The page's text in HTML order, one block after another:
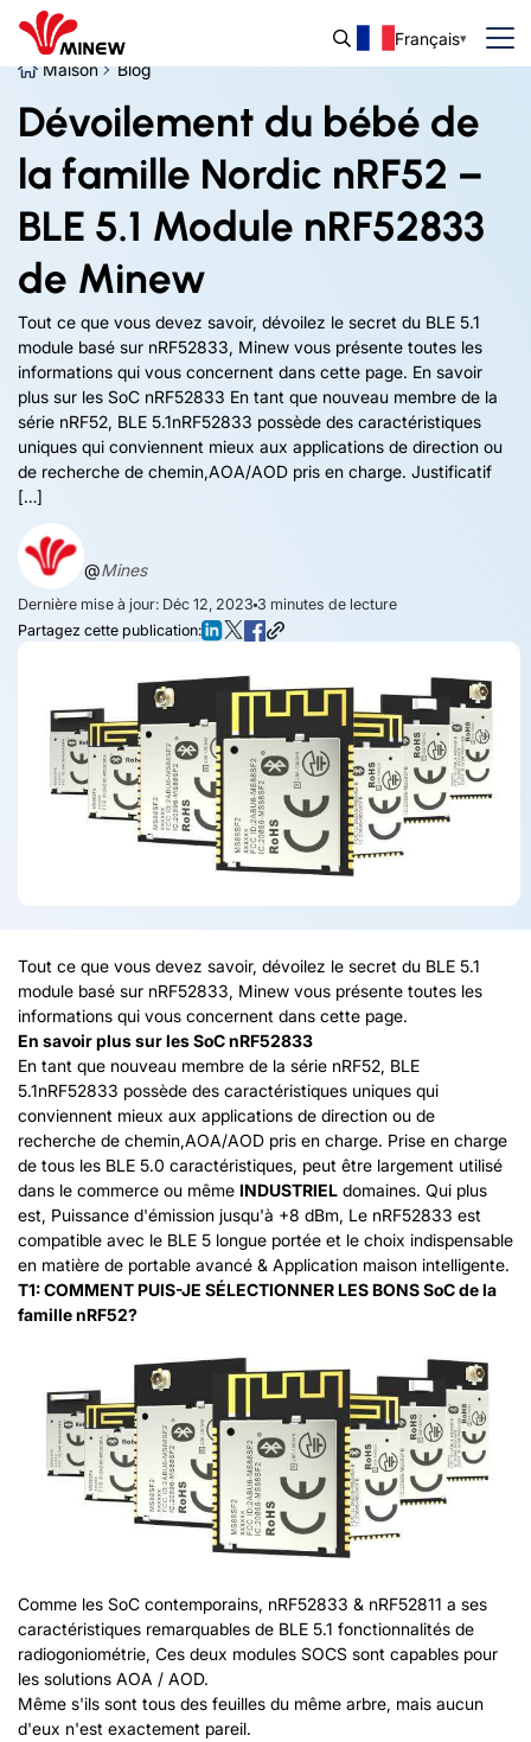
Français
Maison
Blog
Dévoilement du bébé de
la famille Nordic nRF52 –
BLE 5.1 Module nRF52833
de Minew
Tout ce que vous devez savoir, dévoilez le secret du BLE 5.1
module basé sur nRF52833, Minew vous présente toutes les
informations qui vous concernent dans cette page. En savoir
plus sur les SoC nRF52833 En tant que nouveau membre de la
série nRF52, BLE 5.1nRF52833 possède des caractéristiques
uniques qui conviennent mieux aux applications de direction ou
de recherche de chemin,AOA/AOD pris en charge. Justificatif
[…]
@Mines
Dernière mise à jour: Déc 12, 2023 3 minutes de lecture
Partagez cette publication:
Tout ce que vous devez savoir, dévoilez le secret du BLE 5.1
module basé sur nRF52833, Minew vous présente toutes les
informations qui vous concernent dans cette page.
En savoir plus sur les SoC nRF52833
En tant que nouveau membre de la série nRF52, BLE
5.1nRF52833 possède des caractéristiques uniques qui
conviennent mieux aux applications de direction ou de
recherche de chemin,AOA/AOD pris en charge. Prise en charge
de tous les BLE 5.0 caractéristiques, peut être largement utilisé
dans le commerce ou même INDUSTRIEL domaines. Qui plus
est, Puissance d'émission jusqu'à +8 dBm, Le nRF52833 est
compatible avec le BLE 5 longue portée et le choix indispensable
en matière de portable avancé & Application maison intelligente.
T1: COMMENT PUIS-JE SÉLECTIONNER LES BONS SoC de la
famille nRF52?
Comme les SoC contemporains, nRF52833 & nRF52811 a ses
caractéristiques remarquables de BLE 5.1 fonctionnalités de
radiogoniométrie, Ces deux modules SOCS sont capables pour
les solutions AOA / AOD.
Même s'ils sont tous des feuilles du même arbre, mais aucun
d'eux n'est exactement pareil.